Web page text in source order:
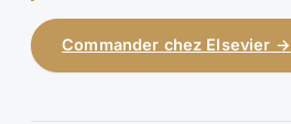
Commander chez Elsevier →